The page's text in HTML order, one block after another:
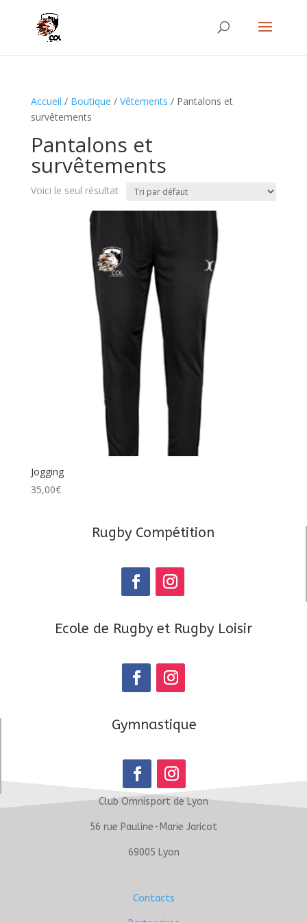
Accueil / Boutique / Vêtements / Pantalons et
survêtements
Pantalons et
survêtements
Voici le seul résultat
Jogging
35,00€
Rugby Compétition
Ecole de Rugby et Rugby Loisir
Gymnastique
Club Omnisport de Lyon
56 rue Pauline-Marie Jaricot
69005 Lyon
Contacts